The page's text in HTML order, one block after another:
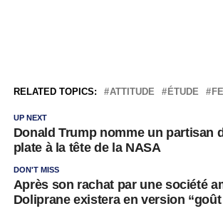
RELATED TOPICS: ATTITUDE ÉTUDE
UP NEXT
Donald Trump nomme un partisan
plate à la tête de la NASA
DON'T MISS
Après son rachat par une société
Doliprane existera en version